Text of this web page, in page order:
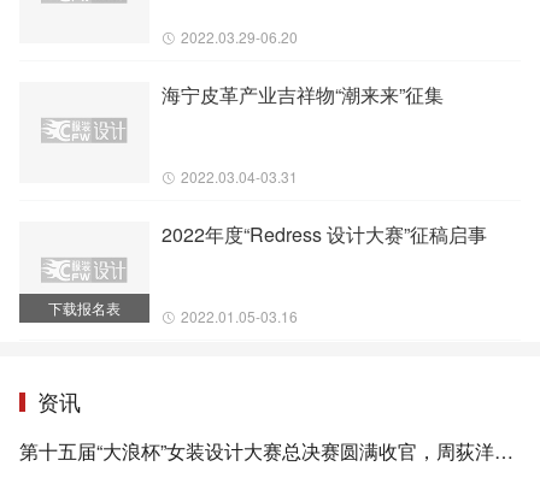
2022.03.29-06.20
海宁皮革产业吉祥物“潮来来”征集
2022.03.04-03.31
下载报名表
2022年度“Redress 设计大赛”征稿启事
2022.01.05-03.16
资讯
第十五届“大浪杯”女装设计大赛总决赛圆满收官，周荻洋凭借作品《长物·竹木织》拔得头筹